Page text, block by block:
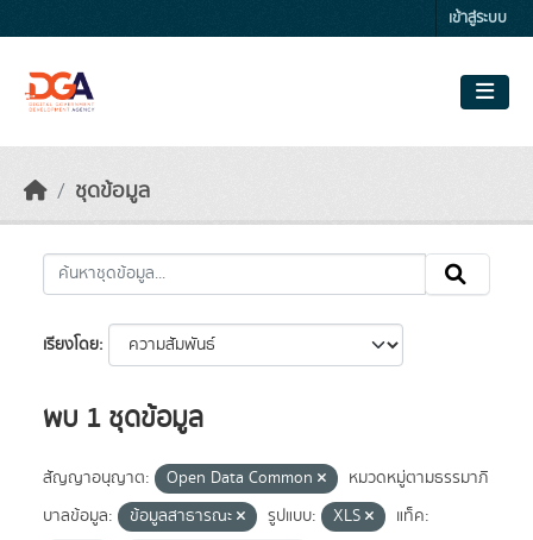
เข้าสู่ระบบ
ชุดข้อมูล
เรียงโดย
พบ 1 ชุดข้อมูล
สัญญาอนุญาต: Open Data Common
หมวดหมู่ตามธรรมาภิ
บาลข้อมูล:
ข้อมูลสาธารณะ รูปแบบ: XLS
แท็ค: